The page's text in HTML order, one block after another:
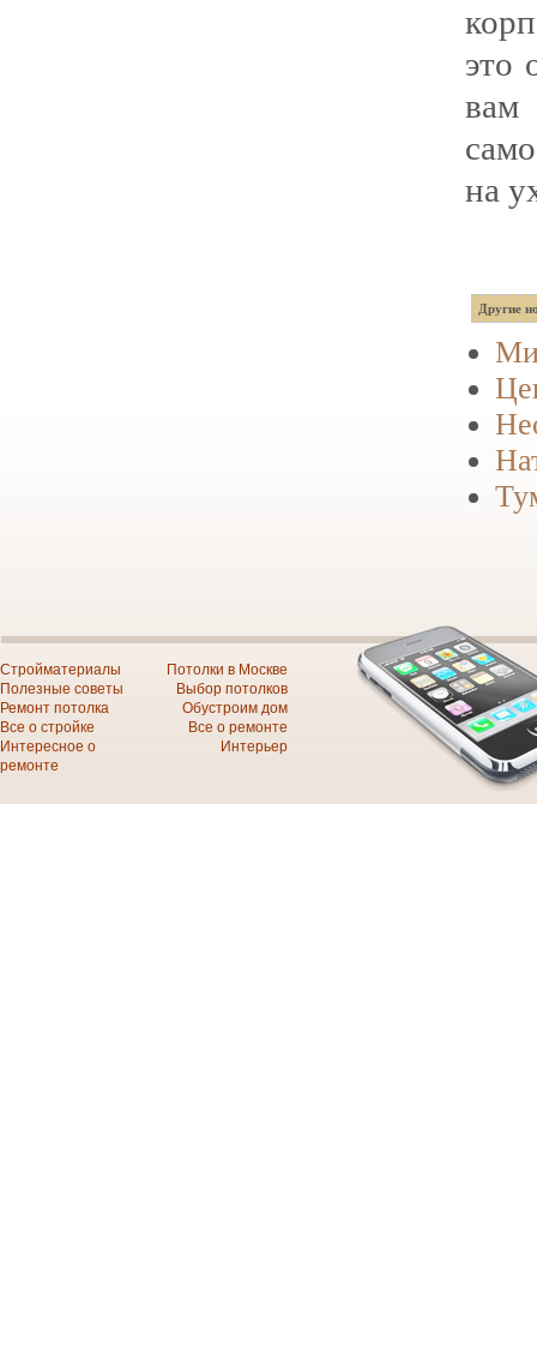
это
вам
на
Другие
Стройматериалы
Полезные советы
Ремонт потолка
Все о стройке
Интересное о
ремонте
Потолки в Москве
Выбор потолков
Обустроим дом
Все о ремонте
Интерьер